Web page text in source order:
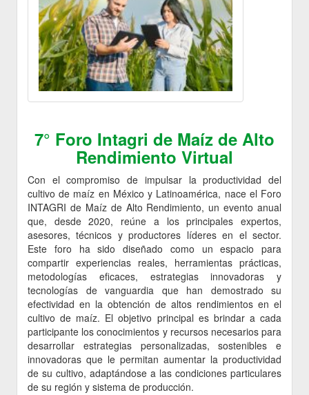
7° Foro Intagri de Maíz de Alto
Rendimiento Virtual
Con el compromiso de impulsar la productividad del
cultivo de maíz en México y Latinoamérica, nace el Foro
INTAGRI de Maíz de Alto Rendimiento, un evento anual
que, desde 2020, reúne a los principales expertos,
asesores, técnicos y productores líderes en el sector.
Este foro ha sido diseñado como un espacio para
compartir experiencias reales, herramientas prácticas,
metodologías eficaces, estrategias innovadoras y
tecnologías de vanguardia que han demostrado su
efectividad en la obtención de altos rendimientos en el
cultivo de maíz. El objetivo principal es brindar a cada
participante los conocimientos y recursos necesarios para
desarrollar estrategias personalizadas, sostenibles e
innovadoras que le permitan aumentar la productividad
de su cultivo, adaptándose a las condiciones particulares
de su región y sistema de producción.